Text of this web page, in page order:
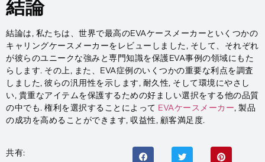
結論
結論は, 私たちは、世界で最高のEVAケースメーカーといくつかの
キャリングケースメーカーをレビューしました, そして、それぞれ
が彼らのユニークな強みと専門知識を保護EVA事例の領域にもた
らします. その上, また、EVA症例のいくつかの重要な利点を調査
しました, 彼らの汎用性を示します, 耐久性, そして環境にやさし
い, 貴重なアイテムを保護するための好ましい選択をする他の品質
の中でも. 権利を選択することによって EVAケースメーカー, 製品
の成功を高めることができます, 収益性, 顧客満足度.
共有: